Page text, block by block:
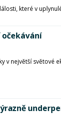
které v
největší